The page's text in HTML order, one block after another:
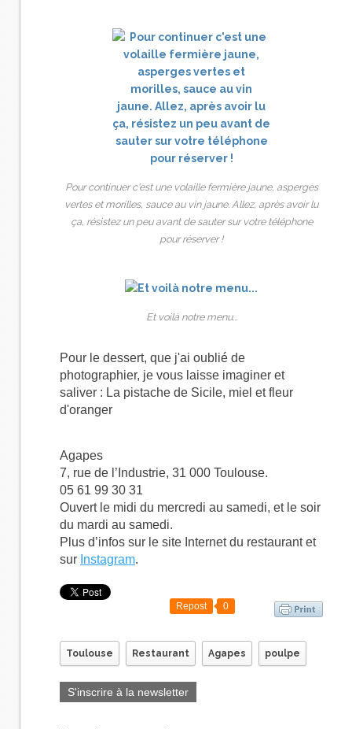
Pour continuer c'est une volaille fermière jaune, asperges
vertes et morilles, sauce au vin jaune. Allez, après avoir lu
ça, résistez un peu avant de sauter sur votre téléphone
pour réserver !
Et voilà notre menu...
Pour le dessert, que j'ai oublié de
photographier, je vous laisse imaginer et
saliver : La pistache de Sicile, miel et fleur
d'oranger
Agapes
7, rue de l’Industrie, 31 000 Toulouse.
05 61 99 30 31
Ouvert le midi du mercredi au samedi, et le soir
du mardi au samedi.
Plus d’infos sur le site Internet du restaurant et
sur Instagram.
Repost 0
Toulouse Restaurant Agapes poulpe
S'inscrire à la newsletter